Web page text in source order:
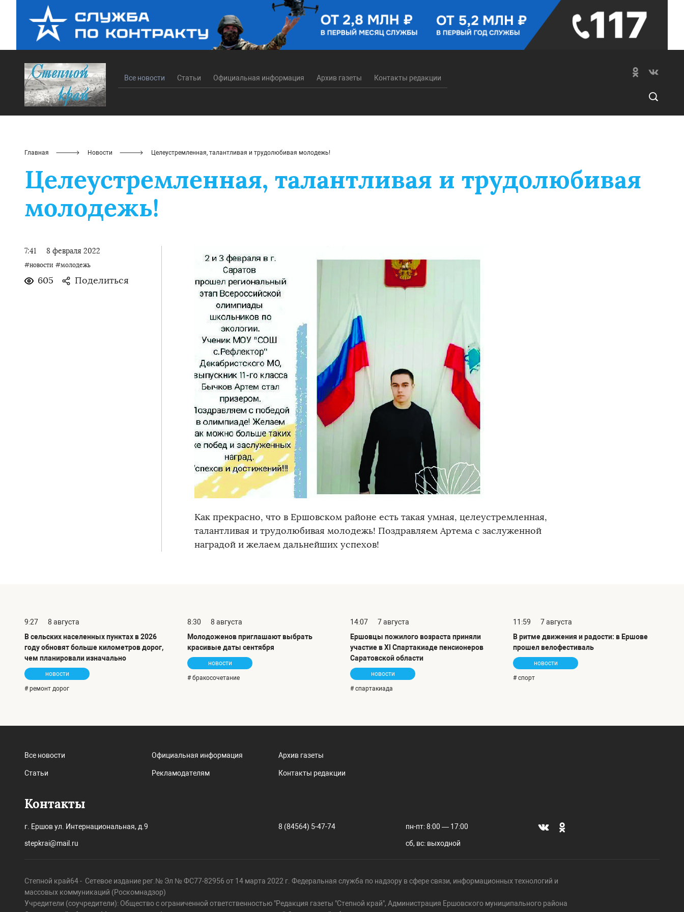
Все новости Статьи Официальная информация Архив газеты Контакты редакции
Главная Новости Целеустремленная, талантливая и трудолюбивая молодежь!
Целеустремленная, талантливая и трудолюбивая
молодежь!
7:41 8 февраля 2022
#новости #молодежь
605 Поделиться
Как прекрасно, что в Ершовском районе есть такая умная, целеустремленная,
талантливая и трудолюбивая молодежь! Поздравляем Артема с заслуженной
наградой и желаем дальнейших успехов!
9:27
8 августа
В сельских населенных пунктах в 2026
году обновят больше километров дорог,
чем планировали изначально
новости
# ремонт дорог
8:30
8 августа
Молодоженов приглашают выбрать
красивые даты сентября
новости
# бракосочетание
14:07
7 августа
Ершовцы пожилого возраста приняли
участие в XI Спартакиаде пенсионеров
Саратовской области
новости
# спартакиада
11:59
7 августа
В ритме движения и радости: в Ершове
прошел велофестиваль
новости
# спорт
Все новости
Статьи
Официальная информация
Рекламодателям
Архив газеты
Контакты редакции
Контакты
г. Ершов ул. Интернациональная, д.9
stepkrai@mail.ru
8 (84564) 5-47-74 пн-пт: 8:00 — 17:00
сб, вс: выходной
Степной край64 - Сетевое издание рег.№ Эл № ФС77-82956 от 14 марта 2022 г. Федеральная служба по надзору в сфере связи, информационных технологий и
массовых коммуникаций (Роскомнадзор)
Учредители (соучредители): Общество с ограниченной ответственностью "Редакция газеты "Степной край", Администрация Ершовского муниципального района